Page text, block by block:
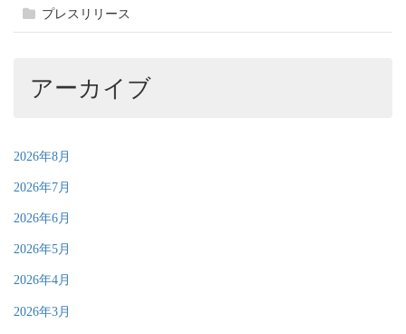
プレスリリース
アーカイブ
2026年8月
2026年7月
2026年6月
2026年5月
2026年4月
2026年3月